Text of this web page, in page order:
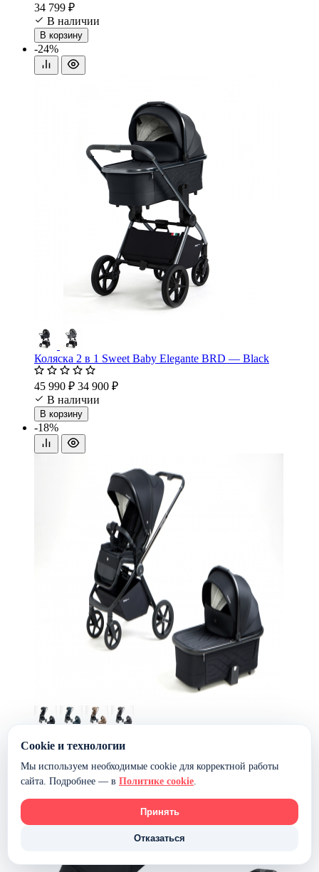
34 799 ₽
В наличии
В корзину
-24%
Коляска 2 в 1 Sweet Baby Elegante BRD — Black
45 990 ₽ 34 900 ₽
В наличии
В корзину
-18%
42 488 ₽ 34 900 ₽
В наличии
Cookie и технологии
Мы используем необходимые cookie для корректной работы
сайта. Подробнее — в Политике cookie.
Принять
Отказаться